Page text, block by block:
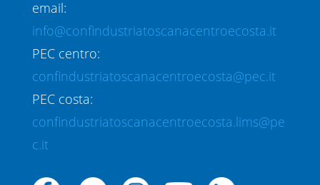
email:
info@confindustriatoscanacentroecosta.it
PEC centro:
confindustriatoscanacentroecosta@pec.it
PEC costa:
confindustriatoscanacentroecosta.lims@pe
c.it